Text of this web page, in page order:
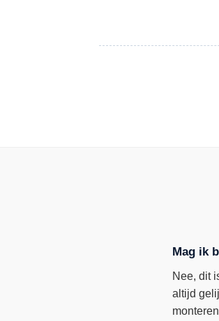
Mag ik
Nee, dit
altijd